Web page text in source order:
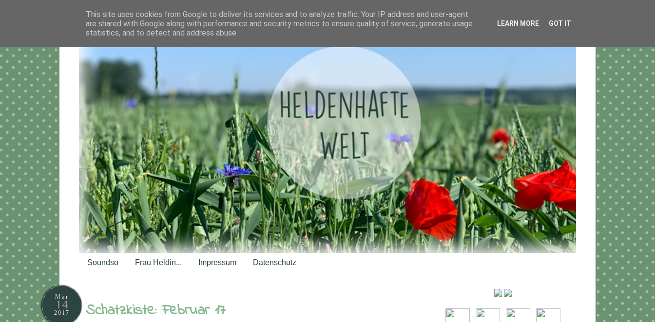
Soundso Frau Heldin... Impressum Datenschutz
Mär
14
2017 Schatzkiste: Februar 17
This site uses cookies from Google to deliver its services and to analyze traffic. Your IP address and user-agent
are shared with Google along with performance and security metrics to ensure quality of service, generate usage
statistics, and to detect and address abuse.
LEARN MORE GOT IT